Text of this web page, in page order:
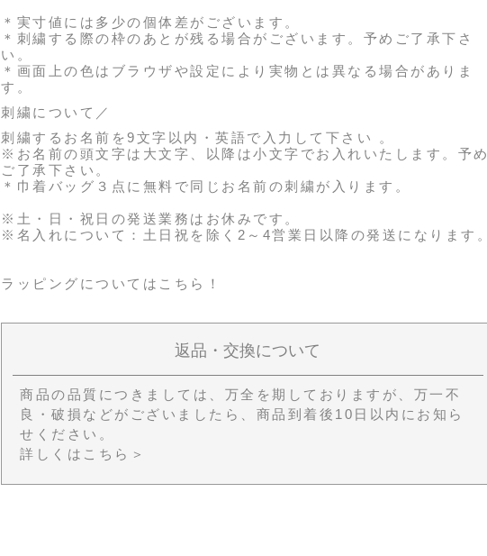
＊実寸値には多少の個体差がございます。
＊刺繍する際の枠のあとが残る場合がございます。予めご了承下さ
い。
＊画面上の色はブラウザや設定により実物とは異なる場合がありま
す。
刺繍について ／
刺繍するお名前を9文字以内・英語で入力して下さい 。
※お名前の頭文字は大文字、以降は小文字でお入れいたします。予め
ご了承下さい。
＊巾着バッグ３点に無料で同じお名前の刺繍が入ります。
※土・日・祝日の発送業務はお休みです。
※名入れについて：土日祝を除く2～4営業日以降の発送になります。
ラッピングについては こちら！
返品・交換について
商品の品質につきましては、万全を期しておりますが、万一不
良・破損などがございましたら、商品到着後10日以内にお知ら
せください。
詳しくはこちら＞